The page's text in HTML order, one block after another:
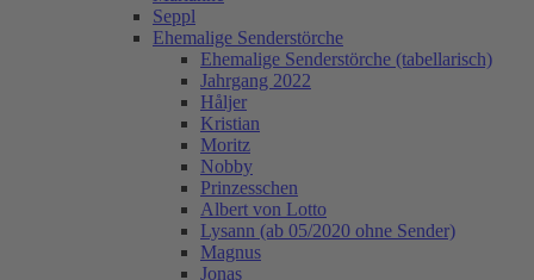
Seppl
Ehemalige Senderstörche
Ehemalige Senderstörche (tabellarisch)
Jahrgang 2022
Håljer
Kristian
Moritz
Nobby
Prinzesschen
Albert von Lotto
Lysann (ab 05/2020 ohne Sender)
Magnus
Jonas